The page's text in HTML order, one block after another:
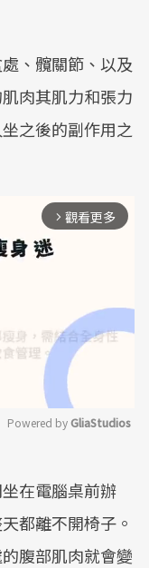
、髖關節、以及
肉其肌力和張力
之後的副作用之
arrow_forward_ios 觀看更多
Powered by GliaStudios
在電腦桌前辦
都離不開椅子。
腹部肌肉就會變